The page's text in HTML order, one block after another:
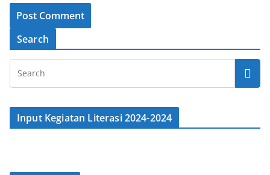
Search
Input Kegiatan Literasi 2024-2024